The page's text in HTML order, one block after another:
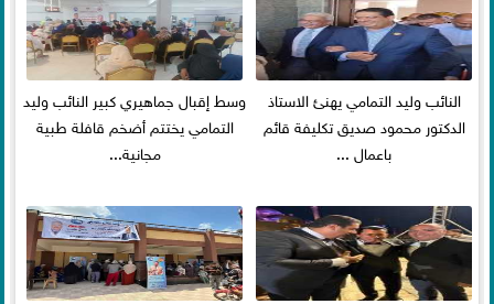
النائب وليد التمامي يهنئ الاستاذ
الدكتور محمود صديق تكليفة قائم
باعمال ...
وسط إقبال جماهيري كبير النائب وليد
التمامي يختتم أضخم قافلة طبية
مجانية...